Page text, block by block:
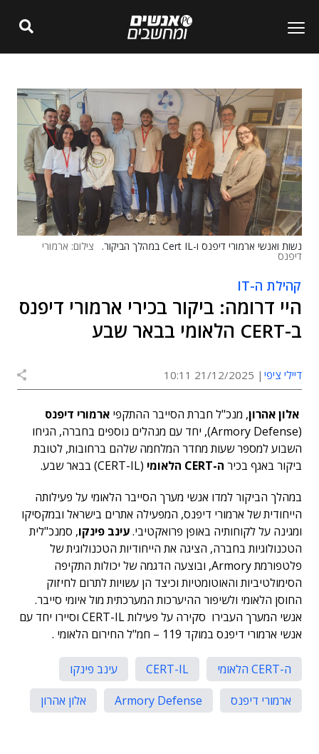
נשות ואנשי ארמורי דיפנס ו-Cert IL במהלך הביקור. צילום: ארמורי
דיפנס
קהילת ה-IT
היי דרומה: ביקור בכירי ארמורי דיפנס
ב-CERT הלאומי בבאר שבע
דיילי ציפי 21/12/2025 10:11
אלון אהרון, מנכ"ל חברת הסייבר ההתקפי ארמורי דיפנס
(Armory Defense), יחד עם מנהלים נוספים בחברה, הגיחו
השבוע למספר שעות מחדר המלחמה שלהם ברחובות, לטובת
ביקור באגף בכיר ה-CERT הלאומי (CERT-IL) בבאר שבע.
במהלך הביקור למדו אנשי מערך הסייבר הלאומי על פעילותה
הייחודית של ארמורי דיפנס, המפעילה אתרים בישראל ובמקסיקו
ומגינה על לקוחותיה באופן פרואקטיבי.עינב פינקו, סמנכ"לית
הטכנולוגיות בחברה, הציגה את הייחודיות הטכנולוגית של
פלטפורמת Armory, ובוצעה הדגמה של יכולות התקיפה
הסימולטיביות והאוטומטיות וכיצד הן עשויות לתרום לחיזוק
החוסן הלאומי ולשיפור ההיערכות המערכתית מול איומי סייבר.
אנשי המערך העבירו סקירה על פעילות CERT-IL וסיירו יחד עם
אנשי ארמורי דיפנס במוקד 119 – חמ"ל החירום הלאומי .
ה-CERT הלאומי CERT-IL
עינב פינקו
ארמורי דיפנס
Armory Defense אלון אהרון